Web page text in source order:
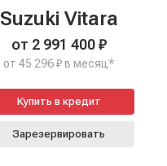
Suzuki Vitara
от 2 991 400 ₽
от 45 296 ₽ в месяц*
Купить в кредит
Зарезервировать